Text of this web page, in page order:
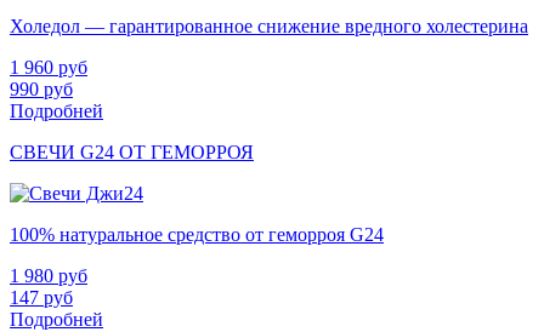
Холедол — гарантированное снижение вредного холестерина
1 960 руб
990 руб
Подробней
СВЕЧИ G24 ОТ ГЕМОРРОЯ
100% натуральное средство от геморроя G24
1 980 руб
147 руб
Подробней